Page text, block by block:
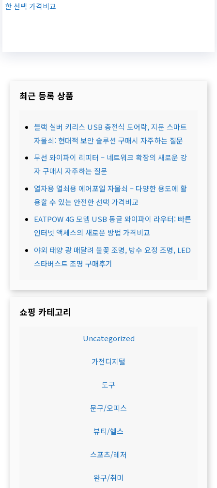
한 선택 가격비교
최근 등록 상품
블랙 실버 키리스 USB 충전식 도어락, 지문 스마트
자물쇠: 현대적 보안 솔루션 구매시 자주하는 질문
무선 와이파이 리피터 – 네트워크 확장의 새로운 강
자 구매시 자주하는 질문
열차용 열쇠용 에어포일 자물쇠 – 다양한 용도에 활
용할 수 있는 안전한 선택 가격비교
EATPOW 4G 모뎀 USB 동글 와이파이 라우터: 빠른
인터넷 액세스의 새로운 방법 가격비교
야외 태양 광 매달려 불꽃 조명, 방수 요정 조명, LED
스타버스트 조명 구매후기
쇼핑 카테고리
Uncategorized
가전디지털
도구
문구/오피스
뷰티/헬스
스포츠/레저
완구/취미